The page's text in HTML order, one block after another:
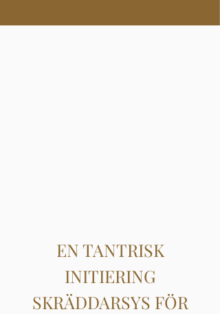
EN TANTRISK
INITIERING
SKRÄDDARSYS FÖR